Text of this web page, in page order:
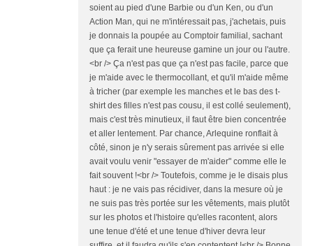
soient au pied d'une Barbie ou d'un Ken, ou d'un
Action Man, qui ne m'intéressait pas, j'achetais, puis
je donnais la poupée au Comptoir familial, sachant
que ça ferait une heureuse gamine un jour ou l'autre.
<br /> Ça n'est pas que ça n'est pas facile, parce que
je m'aide avec le thermocollant, et qu'il m'aide même
à tricher (par exemple les manches et le bas des t-
shirt des filles n'est pas cousu, il est collé seulement),
mais c'est très minutieux, il faut être bien concentrée
et aller lentement. Par chance, Arlequine ronflait à
côté, sinon je n'y serais sûrement pas arrivée si elle
avait voulu venir "essayer de m'aider" comme elle le
fait souvent !<br /> Toutefois, comme je le disais plus
haut : je ne vais pas récidiver, dans la mesure où je
ne suis pas très portée sur les vêtements, mais plutôt
sur les photos et l'histoire qu'elles racontent, alors
une tenue d'été et une tenue d'hiver devra leur